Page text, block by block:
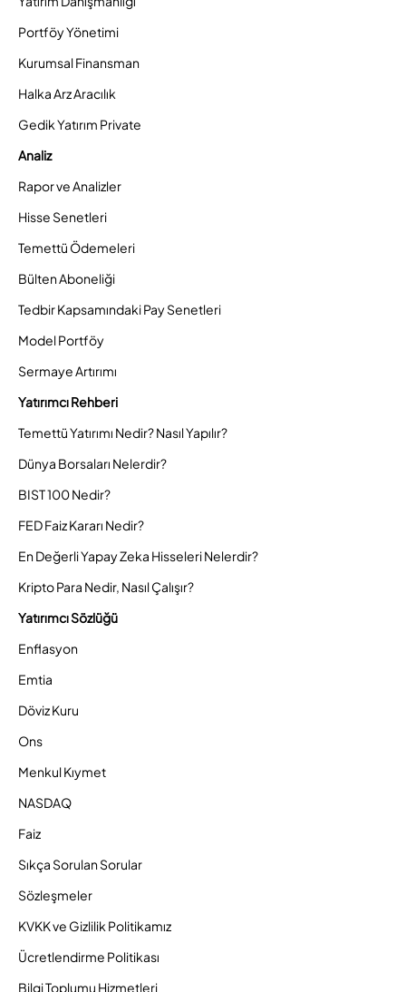
Portföy Yönetimi
Kurumsal Finansman
Halka Arz Aracılık
Gedik Yatırım Private
Analiz
Rapor ve Analizler
Hisse Senetleri
Temettü Ödemeleri
Bülten Aboneliği
Tedbir Kapsamındaki Pay Senetleri
Model Portföy
Sermaye Artırımı
Yatırımcı Rehberi
Temettü Yatırımı Nedir? Nasıl Yapılır?
Dünya Borsaları Nelerdir?
BIST 100 Nedir?
FED Faiz Kararı Nedir?
En Değerli Yapay Zeka Hisseleri Nelerdir?
Kripto Para Nedir, Nasıl Çalışır?
Yatırımcı Sözlüğü
Enflasyon
Emtia
Döviz Kuru
Ons
Menkul Kıymet
NASDAQ
Faiz
Sıkça Sorulan Sorular
Sözleşmeler
KVKK ve Gizlilik Politikamız
Ücretlendirme Politikası
Bilgi Toplumu Hizmetleri